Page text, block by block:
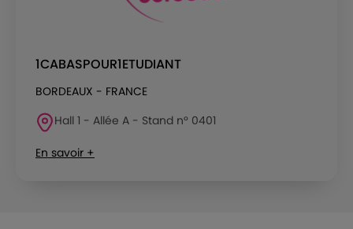
1CABASPOUR1ETUDIANT
BORDEAUX - FRANCE
Hall 1 - Allée A - Stand n° 0401
En savoir +